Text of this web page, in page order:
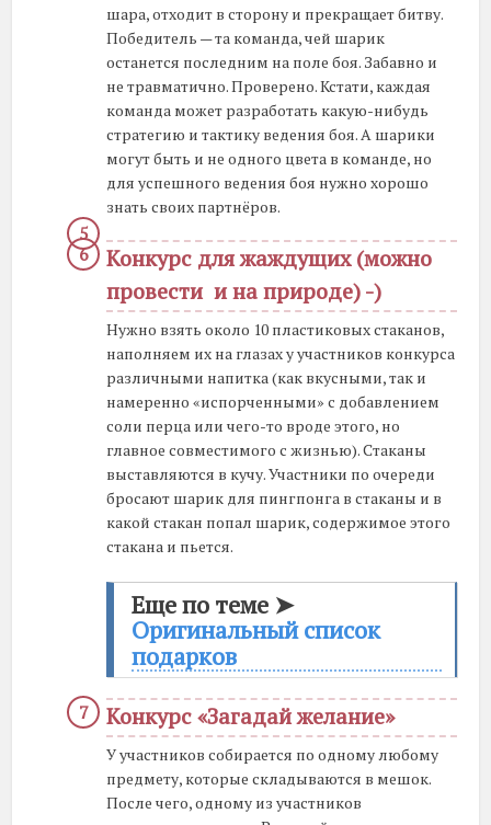
шара, отходит в сторону и прекращает битву.
Победитель — та команда, чей шарик
останется последним на поле боя. Забавно и
не травматично. Проверено. Кстати, каждая
команда может разработать какую-нибудь
стратегию и тактику ведения боя. А шарики
могут быть и не одного цвета в команде, но
для успешного ведения боя нужно хорошо
знать своих партнёров.
Конкурс для жаждущих (можно
провести и на природе) -)
Нужно взять около 10 пластиковых стаканов,
наполняем их на глазах у участников конкурса
различными напитка (как вкусными, так и
намеренно «испорченными» с добавлением
соли перца или чего-то вроде этого, но
главное совместимого с жизнью). Стаканы
выставляются в кучу. Участники по очереди
бросают шарик для пингпонга в стаканы и в
какой стакан попал шарик, содержимое этого
стакана и пьется.
Еще по теме ➤
Оригинальный список
подарков
Конкурс «Загадай желание»
У участников собирается по одному любому
предмету, которые складываются в мешок.
После чего, одному из участников